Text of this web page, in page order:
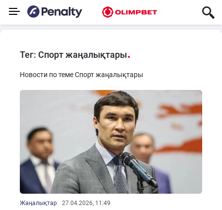
Тег: Спорт жаңалықтары
Новости по теме Спорт жаңалықтары
Жаңалықтар 27.04.2026, 11:49